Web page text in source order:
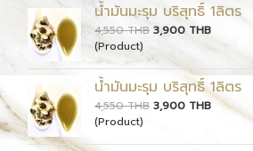
น้ำมันมะรุม บริสุทธิ์ 1ลิตร
4,550 THB 3,900 THB
(Product)
น้ำมันมะรุม บริสุทธิ์ 1ลิตร
4,550 THB 3,900 THB
(Product)